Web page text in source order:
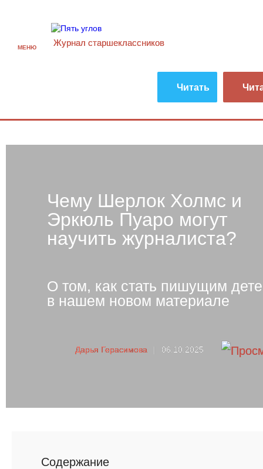
МЕНЮ Журнал старшекласcников
Читать
Чему Шерлок Холмс и
Эркюль Пуаро могут
научить журналиста?
О том, как стать пишущим
в нашем новом материале
Дарья Герасимова | 06.10.2025
Cодержание